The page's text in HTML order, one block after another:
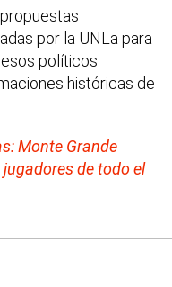
por la UNLa para
políticos
históricas de
Monte Grande
de todo el